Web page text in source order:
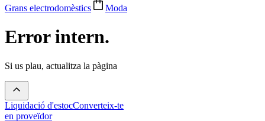
Grans electrodomèstics
Moda
Error intern.
Si us plau, actualitza la pàgina
Liquidació d'estocConverteix-te
en proveïdor